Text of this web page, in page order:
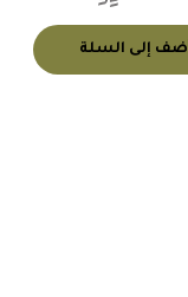
إلى السلة